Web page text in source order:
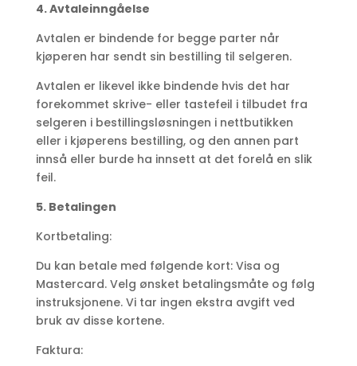
4. Avtaleinngåelse
Avtalen er bindende for begge parter når
kjøperen har sendt sin bestilling til selgeren.
Avtalen er likevel ikke bindende hvis det har
forekommet skrive- eller tastefeil i tilbudet fra
selgeren i bestillingsløsningen i nettbutikken
eller i kjøperens bestilling, og den annen part
innså eller burde ha innsett at det forelå en slik
feil.
5. Betalingen
Kortbetaling:
Du kan betale med følgende kort: Visa og
Mastercard. Velg ønsket betalingsmåte og følg
instruksjonene. Vi tar ingen ekstra avgift ved
bruk av disse kortene.
Faktura: